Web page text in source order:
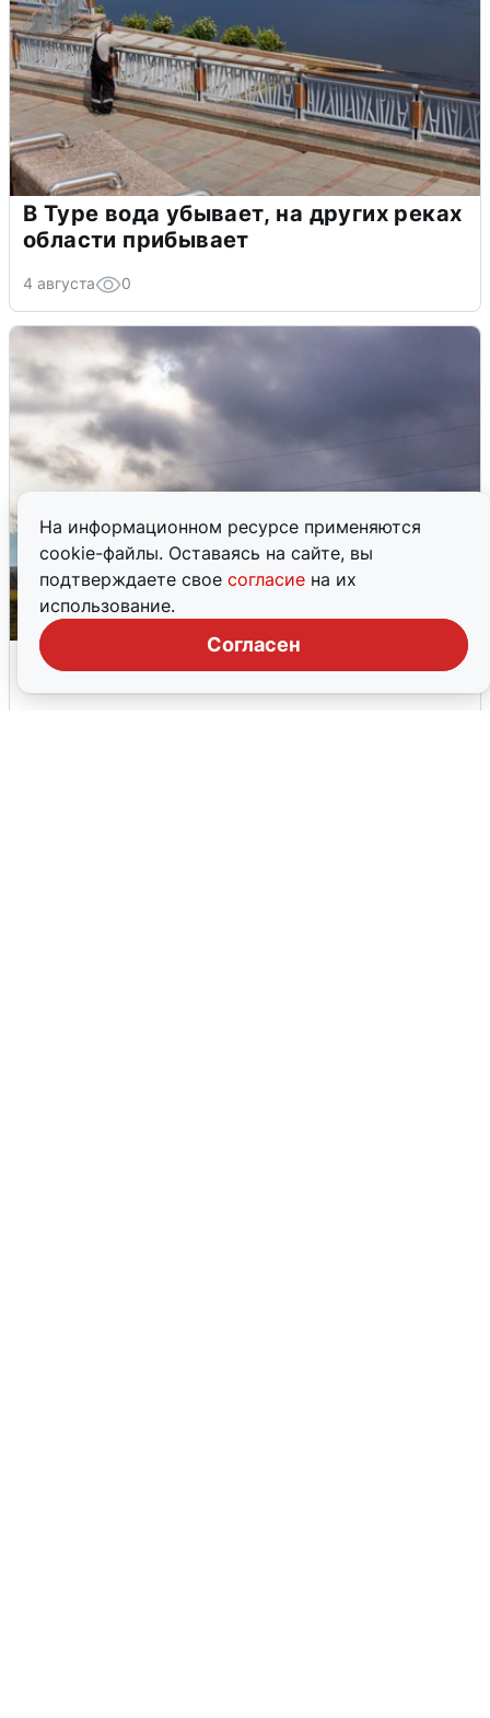
На информационном ресурсе применяются
cookie-файлы. Оставаясь на сайте, вы
подтверждаете свое согласие на их
использование.
Согласен
В Туре вода убывает, на других реках
области прибывает
4 августа 0
Над ХМАО впервые сбили
беспилотники